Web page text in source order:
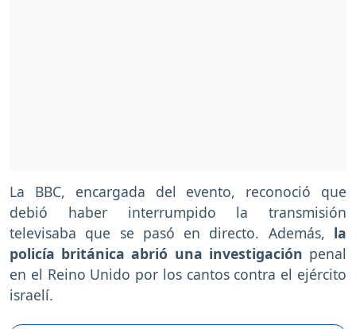
La BBC, encargada del evento, reconoció que
debió haber interrumpido la transmisión
televisaba que se pasó en directo. Además, la
policía británica abrió una investigación penal
en el Reino Unido por los cantos contra el ejército
israelí.